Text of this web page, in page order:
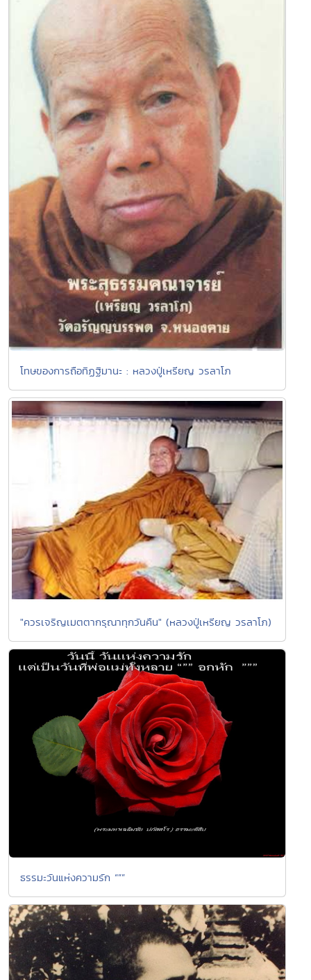
โทษของการถือทิฏฐิมานะ : หลวงปู่เหรียญ วรลาโภ
"ควรเจริญเมตตากรุณาทุกวันคืน" (หลวงปู่เหรียญ วรลาโภ)
ธรรมะวันแห่งความรัก “””